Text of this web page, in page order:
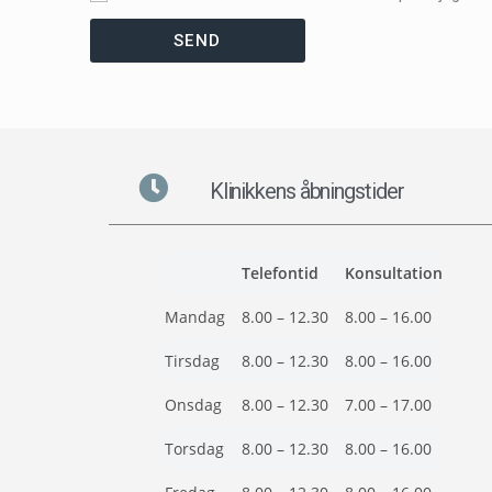
SEND
Klinikkens åbningstider
Telefontid Konsultation
Mandag 8.00 – 12.30 8.00 – 16.00
Tirsdag 8.00 – 12.30 8.00 – 16.00
Onsdag 8.00 – 12.30 7.00 – 17.00
Torsdag 8.00 – 12.30 8.00 – 16.00